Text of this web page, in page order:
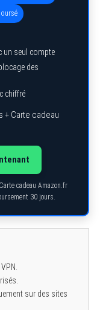
un seul compte
des
chiffré
+ Carte cadeau
cadeau Amazon.fr
30 jours.
sur des sites